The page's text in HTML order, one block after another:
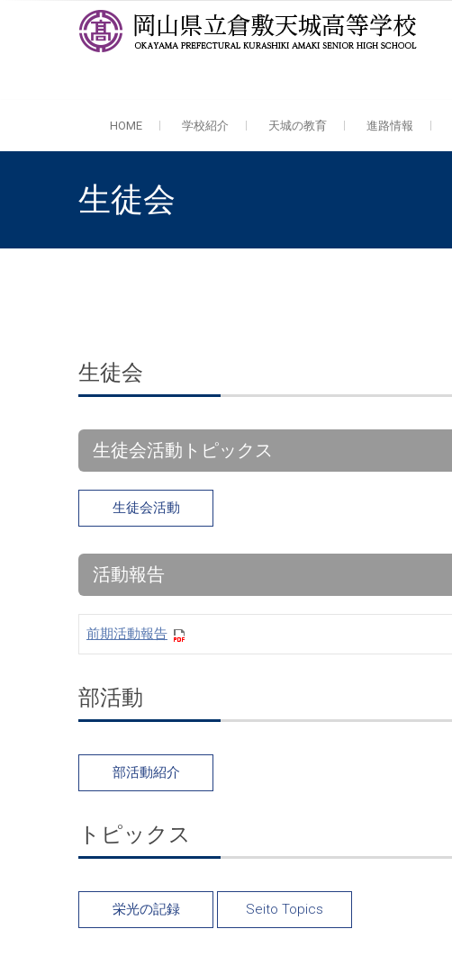
岡山県立倉敷天城高等学校
全日制 中高一貫・普通科・理数科
HOME 学校紹介 天城の教育 進路情報
生徒会
生徒会
生徒会活動トピックス
生徒会活動
活動報告
前期活動報告
部活動
部活動紹介
トピックス
栄光の記録 Seito Topics